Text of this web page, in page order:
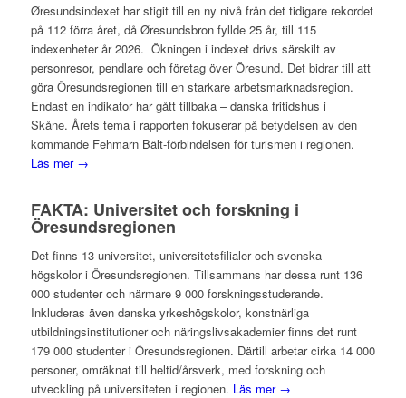
Øresundsindexet har stigit till en ny nivå från det tidigare rekordet
på 112 förra året, då Øresundsbron fyllde 25 år, till 115
indexenheter år 2026. Ökningen i indexet drivs särskilt av
personresor, pendlare och företag över Öresund. Det bidrar till att
göra Öresundsregionen till en starkare arbetsmarknadsregion.
Endast en indikator har gått tillbaka – danska fritidshus i
Skåne. Årets tema i rapporten fokuserar på betydelsen av den
kommande Fehmarn Bält-förbindelsen för turismen i regionen.
Läs mer →
FAKTA: Universitet och forskning i
Öresundsregionen
Det finns 13 universitet, universitetsfilialer och svenska
högskolor i Öresundsregionen. Tillsammans har dessa runt 136
000 studenter och närmare 9 000 forskningsstuderande.
Inkluderas även danska yrkeshögskolor, konstnärliga
utbildningsinstitutioner och näringslivsakademier finns det runt
179 000 studenter i Öresundsregionen. Därtill arbetar cirka 14 000
personer, omräknat till heltid/årsverk, med forskning och
utveckling på universiteten i regionen. Läs mer →